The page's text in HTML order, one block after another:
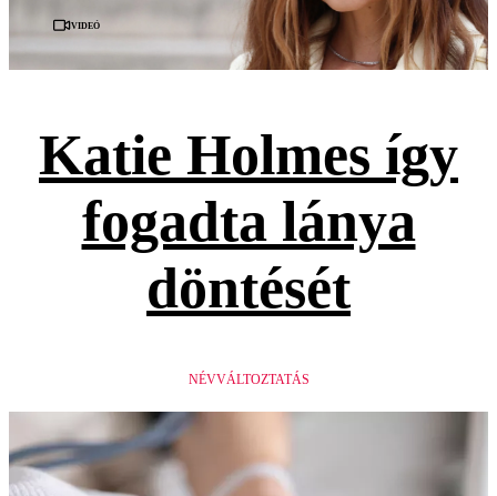
Videó
Katie Holmes így
fogadta lánya
döntését
NÉVVÁLTOZTATÁS